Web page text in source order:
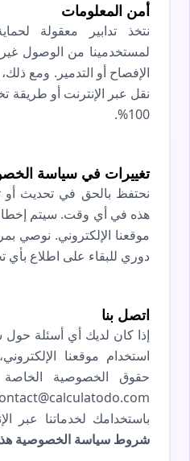
أمن المعلومات
نتخذ تدابير معقولة
لمستخدمينا من الوصول غير
الإفصاح أو التدمير. ومع
نقل عبر الإنترنت أو طريقة
100%.
تغييرات في سياسة
نحتفظ بالحق في تحديث
هذه في أي وقت. سيتم
موقعنا الإلكتروني. نوصي
دوري للبقاء على اطلاع بأي
اتصل بنا
إذا كان لديك أي أسئلة
استخدام موقعنا
حقوق الخصوصية
باستخدامك لخدماتنا عبر
شروط سياسة الخصوصية